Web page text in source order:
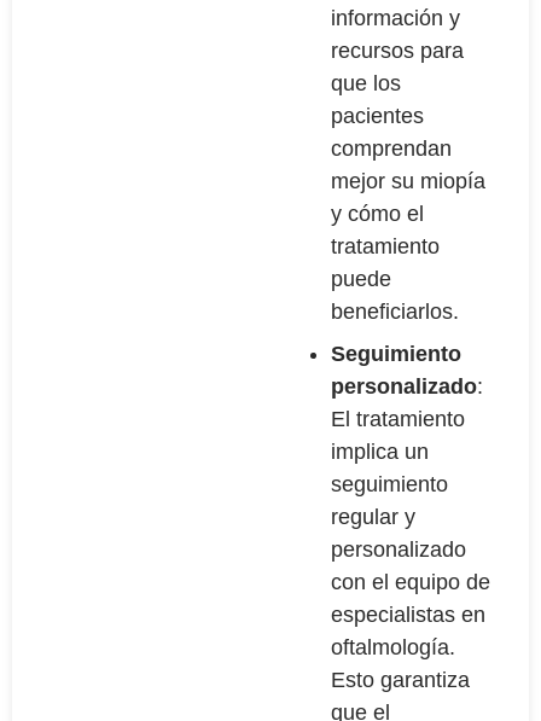
información y
recursos para
que los
pacientes
comprendan
mejor su miopía
y cómo el
tratamiento
puede
beneficiarlos.
Seguimiento
personalizado:
El tratamiento
implica un
seguimiento
regular y
personalizado
con el equipo de
especialistas en
oftalmología.
Esto garantiza
que el